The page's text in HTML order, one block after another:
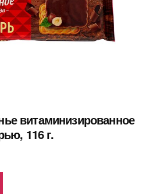
витаминизированное
116 г.